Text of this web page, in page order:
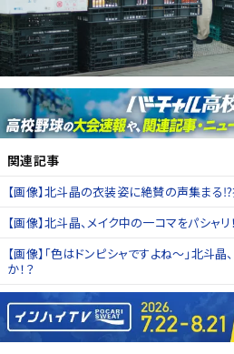
関連記事
【画像】北斗晶の衣装姿に絶賛の声集まる
【画像】北斗晶、メイク中の一コマをパシャリ
【画像】「色はドンピシャですよね～」北斗
か！？